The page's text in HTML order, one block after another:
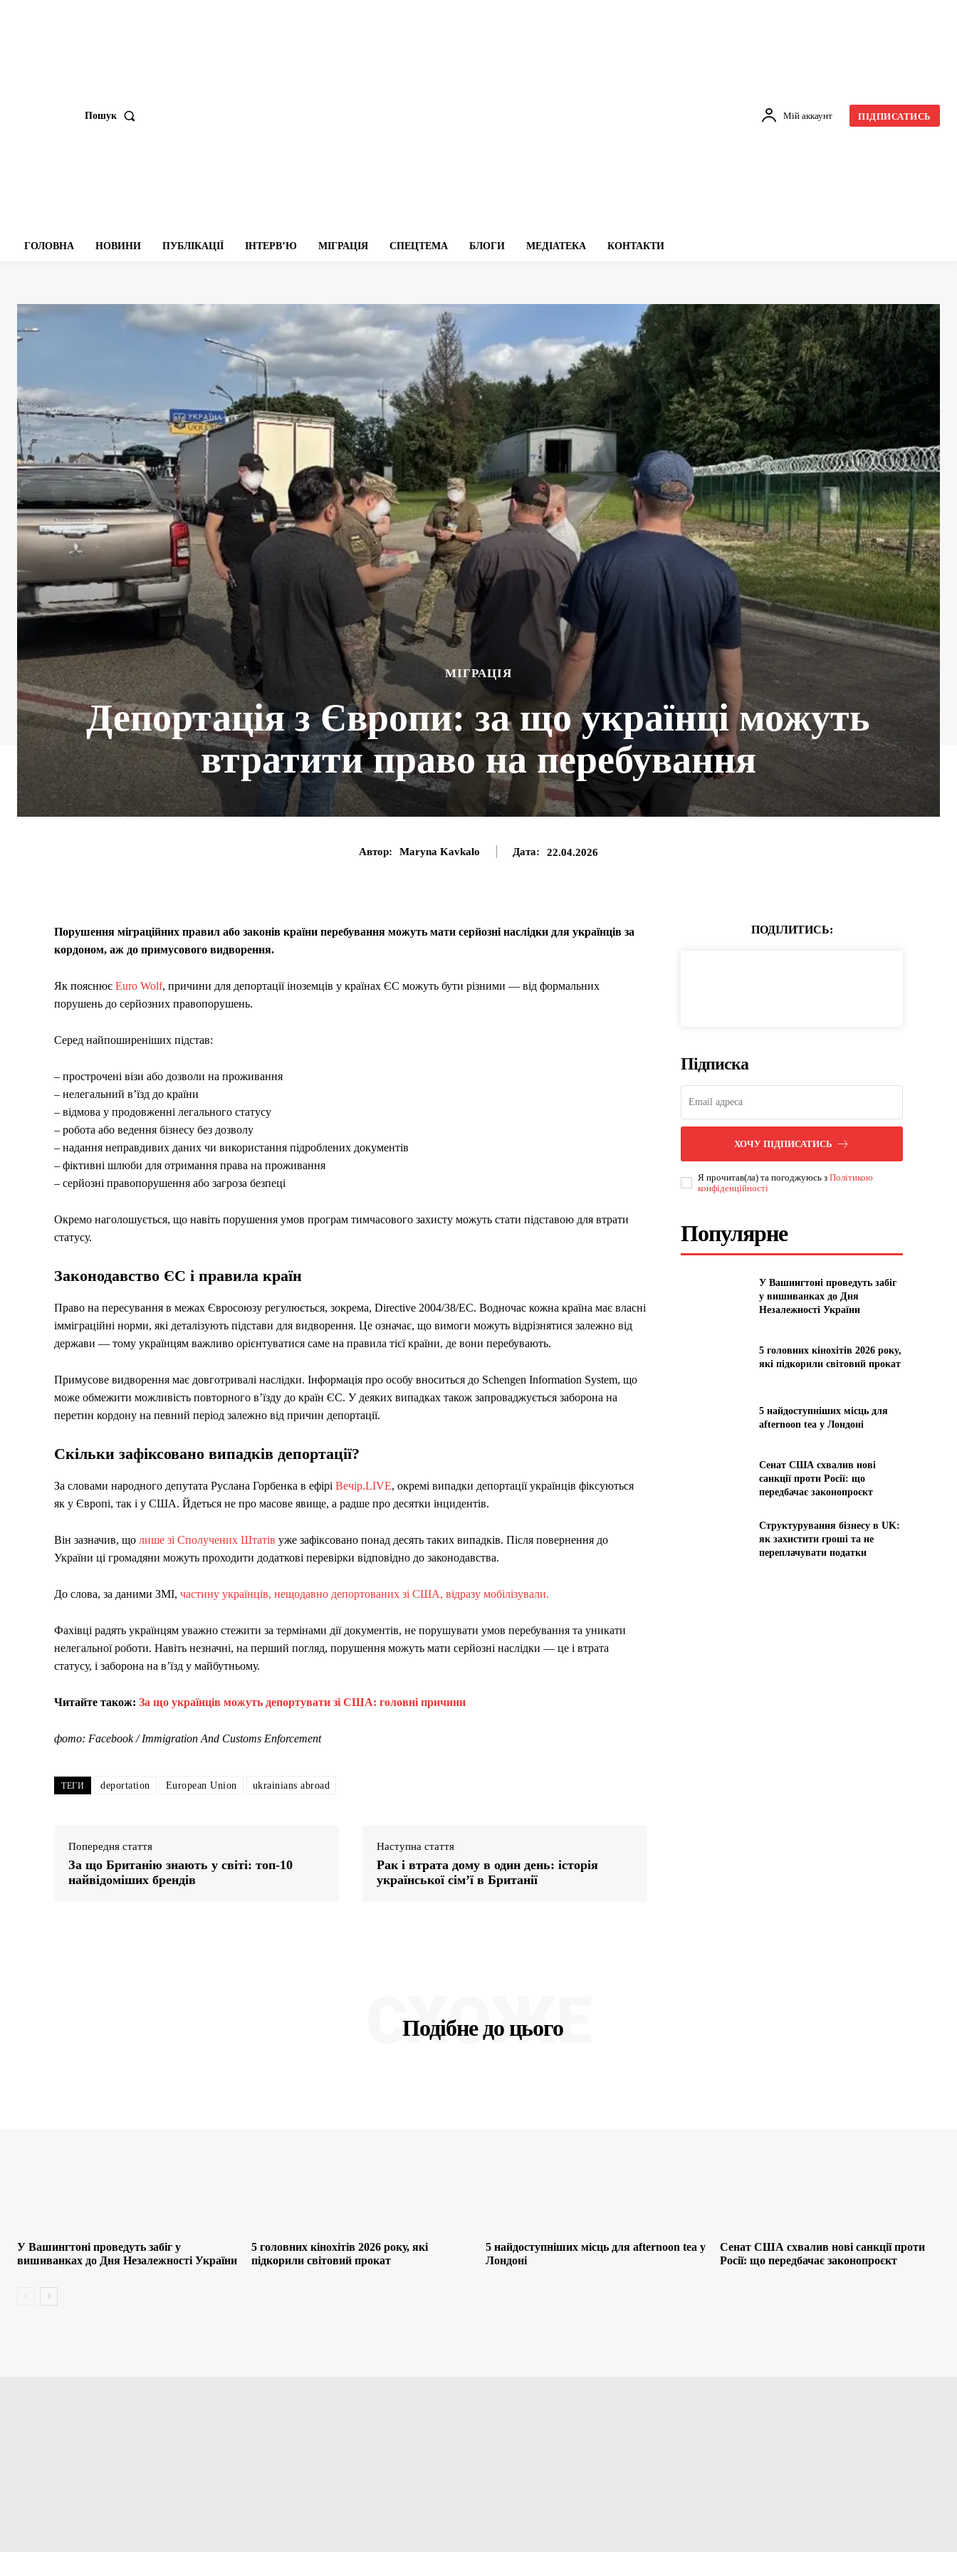
Пошук Мій аккаунт ПІДПИСАТИСЬ
ГОЛОВНА НОВИНИ ПУБЛІКАЦІЇ ІНТЕРВʼЮ МІГРАЦІЯ СПЕЦТЕМА БЛОГИ МЕДІАТЕКА КОНТАКТИ
МІГРАЦІЯ
Депортація з Європи: за що українці можуть
втратити право на перебування
Автор: Maryna Kavkalo Дата: 22.04.2026
Порушення міграційних правил або законів країни перебування можуть мати серйозні наслідки для українців за
кордоном, аж до примусового видворення.
Як пояснює Euro Wolf, причини для депортації іноземців у країнах ЄС можуть бути різними — від формальних
порушень до серйозних правопорушень.
Серед найпоширеніших підстав:
– прострочені візи або дозволи на проживання
– нелегальний в’їзд до країни
– відмова у продовженні легального статусу
– робота або ведення бізнесу без дозволу
– надання неправдивих даних чи використання підроблених документів
– фіктивні шлюби для отримання права на проживання
– серйозні правопорушення або загроза безпеці
Окремо наголошується, що навіть порушення умов програм тимчасового захисту можуть стати підставою для втрати
статусу.
Законодавство ЄС і правила країн
Право на пересування в межах Євросоюзу регулюється, зокрема, Directive 2004/38/EC. Водночас кожна країна має власні
імміграційні норми, які деталізують підстави для видворення. Це означає, що вимоги можуть відрізнятися залежно від
держави — тому українцям важливо орієнтуватися саме на правила тієї країни, де вони перебувають.
Примусове видворення має довготривалі наслідки. Інформація про особу вноситься до Schengen Information System, що
може обмежити можливість повторного в’їзду до країн ЄС. У деяких випадках також запроваджується заборона на
перетин кордону на певний період залежно від причин депортації.
Скільки зафіксовано випадків депортації?
За словами народного депутата Руслана Горбенка в ефірі Вечір.LIVE, окремі випадки депортації українців фіксуються
як у Європі, так і у США. Йдеться не про масове явище, а радше про десятки інцидентів.
Він зазначив, що лише зі Сполучених Штатів уже зафіксовано понад десять таких випадків. Після повернення до
України ці громадяни можуть проходити додаткові перевірки відповідно до законодавства.
До слова, за даними ЗМІ, частину українців, нещодавно депортованих зі США, відразу мобілізували.
Фахівці радять українцям уважно стежити за термінами дії документів, не порушувати умов перебування та уникати
нелегальної роботи. Навіть незначні, на перший погляд, порушення можуть мати серйозні наслідки — це і втрата
статусу, і заборона на в’їзд у майбутньому.
Читайте також: За що українців можуть депортувати зі США: головні причини
фото: Facebook / Immigration And Customs Enforcement
ТЕГИ deportation European Union ukrainians abroad
Попередня стаття
За що Британію знають у світі: топ-10
найвідоміших брендів
Наступна стаття
Рак і втрата дому в один день: історія
української сім’ї в Британії
ПОДІЛИТИСЬ:
Підписка
ХОЧУ ПІДПИСАТИСЬ
Я прочитав(ла) та погоджуюсь зПолітикою
конфіденційності
Популярне
У Вашингтоні проведуть забіг
у вишиванках до Дня
Незалежності України
5 головних кінохітів 2026 року,
які підкорили світовий прокат
5 найдоступніших місць для
afternoon tea у Лондоні
Сенат США схвалив нові
санкції проти Росії: що
передбачає законопроєкт
Структурування бізнесу в UK:
як захистити гроші та не
переплачувати податки
Подібне до цього
СХОЖЕ
У Вашингтоні проведуть забіг у
вишиванках до Дня Незалежності України
5 головних кінохітів 2026 року, які
підкорили світовий прокат
5 найдоступніших місць для afternoon tea у
Лондоні
Сенат США схвалив нові санкції проти
Росії: що передбачає законопроєкт